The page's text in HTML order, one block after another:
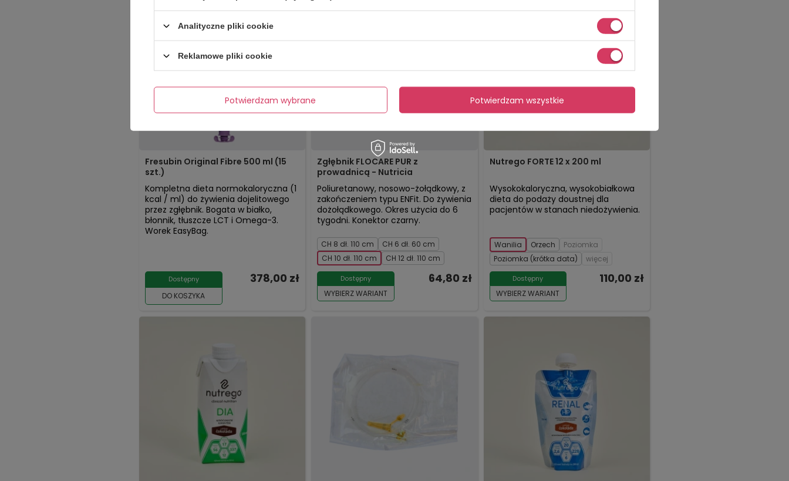
Fresubin Original Fibre 500 ml (15
szt.)
Kompletna dieta normokaloryczna (1
kcal / ml) do żywienia dojelitowego
przez zgłębnik. Bogata w białko,
błonnik, tłuszcze LCT i Omega-3.
Worek EasyBag.
Dostępny
DO KOSZYKA
378,00 zł
Zgłębnik FLOCARE PUR z
prowadnicą - Nutricia
Poliuretanowy, nosowo-żołądkowy, z
zakończeniem typu ENFit. Do żywienia
dożołądkowego. Okres użycia do 6
tygodni. Konektor czarny.
CH 8 dł. 110 cm
CH 6 dł. 60 cm
CH 10 dł. 110 cm
CH 12 dł. 110 cm
Dostępny
WYBIERZ WARIANT
64,80 zł
Nutrego FORTE 12 x 200 ml
Wysokokaloryczna, wysokobiałkowa
dieta do podaży doustnej dla
pacjentów w stanach niedożywienia.
Wanilia Orzech
Poziomka
Poziomka (krótka data)
więcej
Dostępny
WYBIERZ WARIANT
110,00 zł
Analityczne pliki cookie
Reklamowe pliki cookie
Potwierdzam wybrane Potwierdzam wszystkie